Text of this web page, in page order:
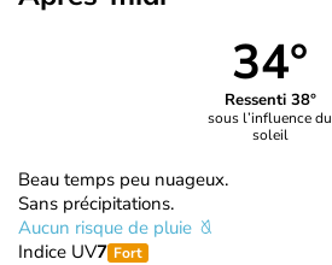
34°
Ressenti 38°
sous l’influence du
soleil
Beau temps peu nuageux.
Sans précipitations.
Aucun risque de pluie
Indice UV7 Fort